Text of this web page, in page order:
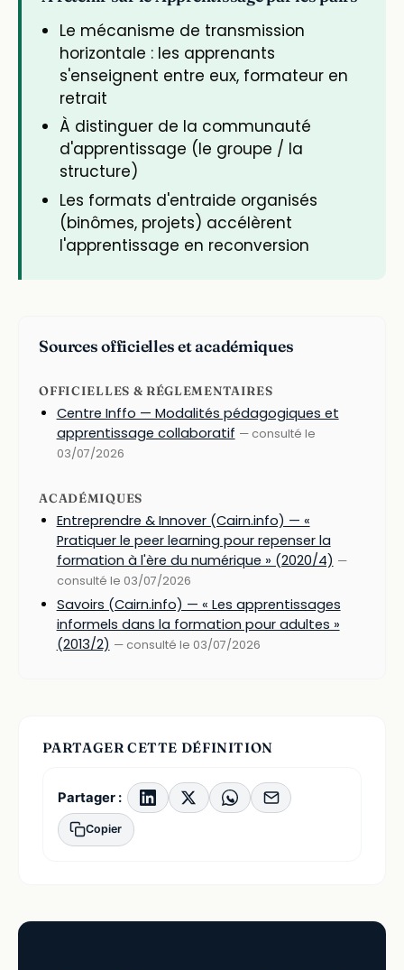
Le mécanisme de transmission
horizontale : les apprenants
s'enseignent entre eux, formateur en
retrait
À distinguer de la communauté
d'apprentissage (le groupe / la
structure)
Les formats d'entraide organisés
(binômes, projets) accélèrent
l'apprentissage en reconversion
Sources officielles et académiques
OFFICIELLES & RÉGLEMENTAIRES
Centre Inffo — Modalités pédagogiques et
apprentissage collaboratif — consulté le
03/07/2026
ACADÉMIQUES
Entreprendre & Innover (Cairn.info) — «
Pratiquer le peer learning pour repenser la
formation à l'ère du numérique » (2020/4) —
consulté le 03/07/2026
Savoirs (Cairn.info) — « Les apprentissages
informels dans la formation pour adultes »
(2013/2) — consulté le 03/07/2026
PARTAGER CETTE DÉFINITION
Partager :
Copier